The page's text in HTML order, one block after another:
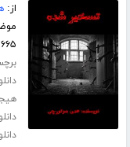
از:
۶۶۵ صفحه